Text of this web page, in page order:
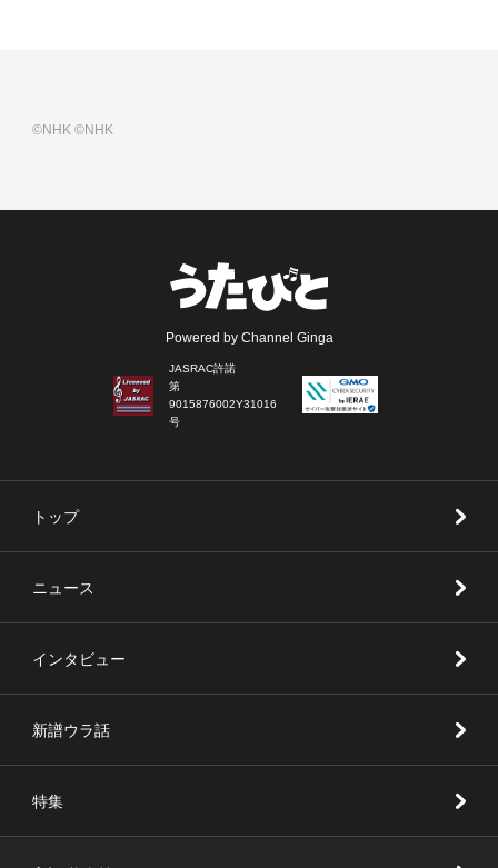
©NHK©NHK
Powered by Channel Ginga
JASRAC許諾
第
9015876002Y31016
号
トップ
ニュース
インタビュー
新譜ウラ話
特集